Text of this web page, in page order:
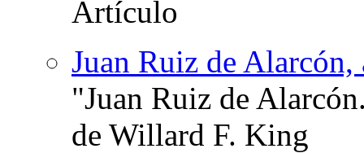
Juan Ruiz de
"Juan Ruiz de
de Willard F. King